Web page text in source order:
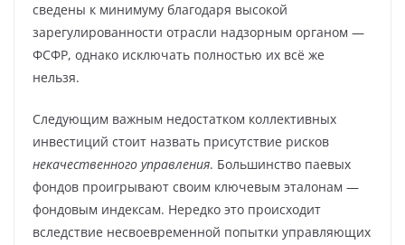
сведены к минимуму благодаря высокой
зарегулированности отрасли надзорным органом —
ФСФР, однако исключать полностью их всё же
нельзя.
Следующим важным недостатком коллективных
инвестиций стоит назвать присутствие рисков
некачественного управления. Большинство паевых
фондов проигрывают своим ключевым эталонам —
фондовым индексам. Нередко это происходит
вследствие несвоевременной попытки управляющих